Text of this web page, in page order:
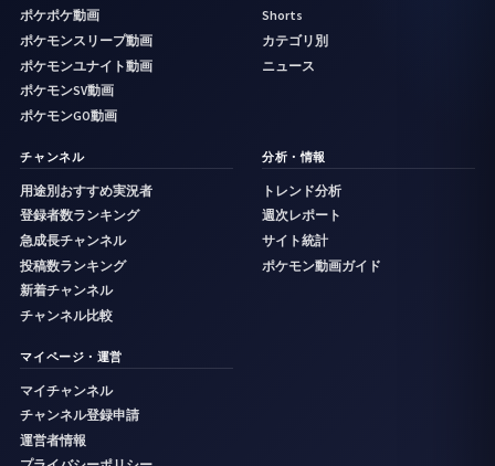
ポケポケ動画
ポケモンスリープ動画
ポケモンユナイト動画
ポケモンSV動画
ポケモンGO動画
Shorts
カテゴリ別
ニュース
チャンネル
用途別おすすめ実況者
登録者数ランキング
急成長チャンネル
投稿数ランキング
新着チャンネル
チャンネル比較
分析・情報
トレンド分析
週次レポート
サイト統計
ポケモン動画ガイド
マイページ・運営
マイチャンネル
チャンネル登録申請
運営者情報